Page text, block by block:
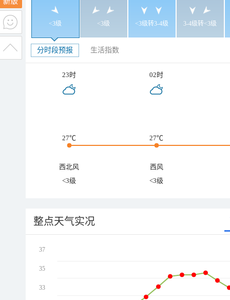
<3级 <3级 <3级转3-4级 3-4级转<3级
分时段预报 生活指数
23时 02时
27℃ 27℃
西北风
西风
<3级
<3级
整点天气实况
37
35
33